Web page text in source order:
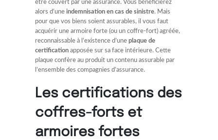
être couvert par une assurance. Vous bénéficierez
alors d’une indemnisation en cas de sinistre. Mais
pour que vos biens soient assurables, il vous faut
acquérir une armoire forte (ou un coffre-fort) agréée,
reconnaissable à l’existence d’une plaque de
certification apposée sur sa face intérieure. Cette
plaque confère au produit un contenu assurable par
l’ensemble des compagnies d’assurance.
Les certifications des
coffres-forts et
armoires fortes